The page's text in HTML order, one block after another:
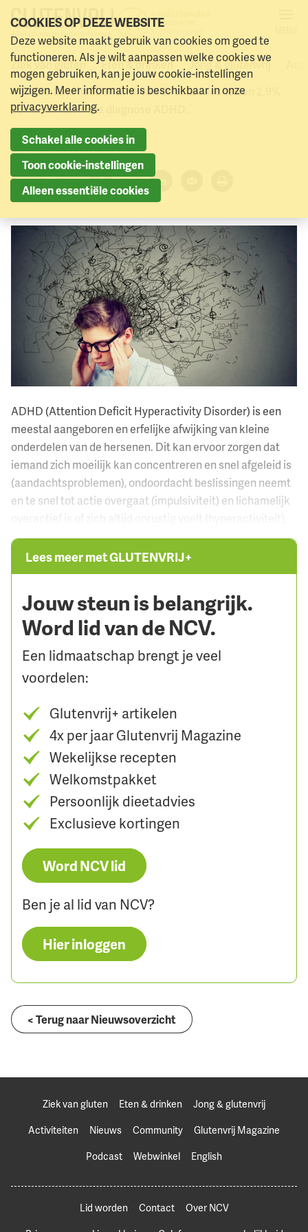
Naar menu Naar hoofdinhoud
Ziek van gluten Eten & drinken Jong & glutenvrij
Coeliakie en ADHD
In Nederland hebben 2,1% van de volwassenen en 2,9%
van de kinderen de diagnose ADHD.
7 maart 2022
Deel dit artikel:
Facebook
Twitter
ADHD (Attention Deficit Hyperactivity Disorder) is een
meestal aangeboren en erfelijke afwijking van kleine
onderdelen van de hersenen. Dit kan ervoor zorgen dat
iemand zich moeilijk kan concentreren en snel afgeleid is
(aandachtsproblemen), ondoordacht beslissingen neemt
en te snel tot actie overgaat (impulsiviteit) en lichamelijk
Lees meer met GLUTENVRIJ+
Jouw steun is belangrijk.
Word lid van de NCV.
Een lidmaatschap brengt je veel
voordelen:
Glutenvrij+ artikelen
4x per jaar Glutenvrij Magazine
Wekelijkse recepten
Welkomstpakket
Persoonlijk dieetadvies
Exclusieve kortingen
Word NCV lid
Ben je al lid van NCV?
Hier inloggen
< Terug naar Nieuwsoverzicht
Ziek van gluten Eten & drinken
Jong & glutenvrij
Activiteiten
Nieuws Community
Glutenvrij Magazine
Podcast
Webwinkel English
Lid worden Contact
Over NCV
COOKIES OP DEZE WEBSITE
Deze website maakt gebruik van cookies om goed te
functioneren. Als je wilt aanpassen welke cookies we
mogen gebruiken, kan je jouw cookie-instellingen
wijzigen. Meer informatie is beschikbaar in onze
privacyverklaring.
Schakel alle cookies in
Toon cookie-instellingen
Alleen essentiële cookies